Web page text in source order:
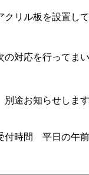
リル板を設置し
対応を行ってまい
途お知らせします
付時間 平日の午